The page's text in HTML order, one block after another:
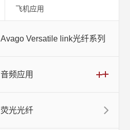
飞机应用
Avago Versatile link光纤系列
音频应用
荧光光纤